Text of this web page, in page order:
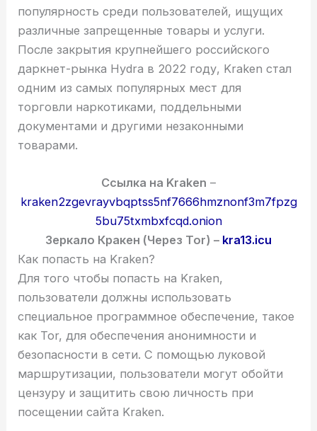
популярность среди пользователей, ищущих
различные запрещенные товары и услуги.
После закрытия крупнейшего российского
даркнет-рынка Hydra в 2022 году, Kraken стал
одним из самых популярных мест для
торговли наркотиками, поддельными
документами и другими незаконными
товарами.
Cсылка на Kraken –
kraken2zgevrayvbqptss5nf7666hmznonf3m7fpzg
5bu75txmbxfcqd.onion
Зеркало Кракен (Через Tor) – kra13.icu
Как попасть на Kraken?
Для того чтобы попасть на Kraken,
пользователи должны использовать
специальное программное обеспечение, такое
как Tor, для обеспечения анонимности и
безопасности в сети. С помощью луковой
маршрутизации, пользователи могут обойти
цензуру и защитить свою личность при
посещении сайта Kraken.